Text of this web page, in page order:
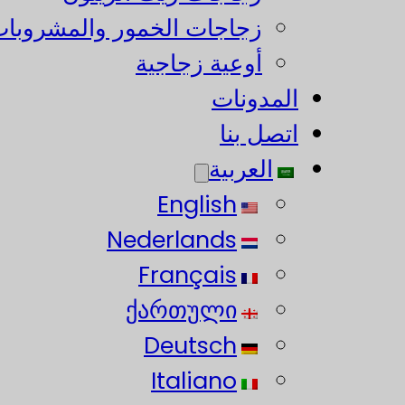
زجاجات الخمور
أوعية زجاجية
المدونات
اتصل بنا
العربية
English
Nederlands
Français
ქართული
Deutsch
Italiano